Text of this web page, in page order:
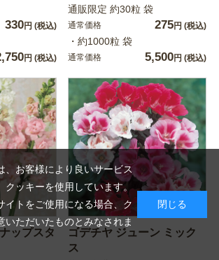
330円 (税込)
円 (税込)
通販限定 約30粒 袋
通常価格 275円 (税込)
・約1000粒 袋
通常価格 5,500円 (税込)
ップスタ
ゴデチヤ ジューン ミック
ス
、お客様により良いサービス
クッキーを使用しています。
イトをご使用になる場合、ク
いただいたものとみなされま
閉じる